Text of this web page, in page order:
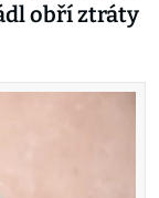
obří ztráty